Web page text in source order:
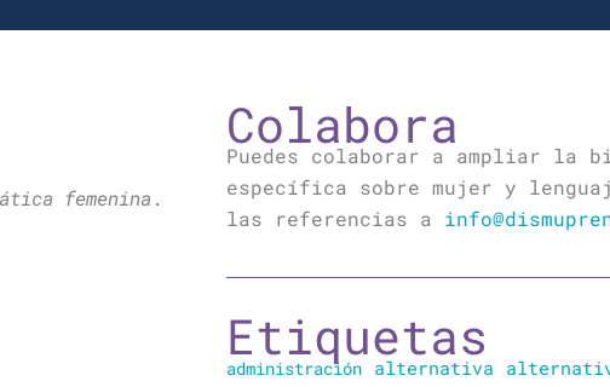
femenina .
Colabora
Puedes colaborar a ampliar la
específica sobre mujer y
las referencias a
Etiquetas
administración alternativa